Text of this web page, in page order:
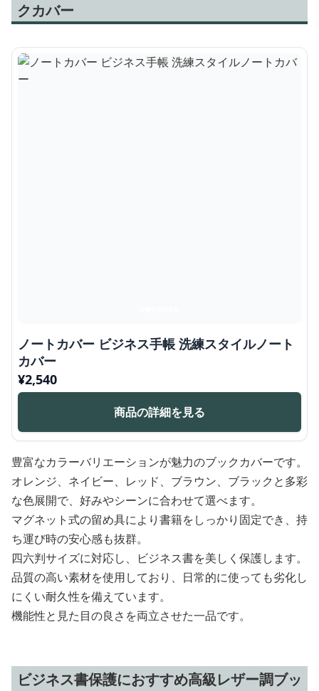
クカバー
ノートカバー ビジネス手帳 洗練スタイルノート
カバー
¥2,540
商品の詳細を見る
豊富なカラーバリエーションが魅力のブックカバーです。
オレンジ、ネイビー、レッド、ブラウン、ブラックと多彩
な色展開で、好みやシーンに合わせて選べます。
マグネット式の留め具により書籍をしっかり固定でき、持
ち運び時の安心感も抜群。
四六判サイズに対応し、ビジネス書を美しく保護します。
品質の高い素材を使用しており、日常的に使っても劣化し
にくい耐久性を備えています。
機能性と見た目の良さを両立させた一品です。
ビジネス書保護におすすめ高級レザー調ブッ